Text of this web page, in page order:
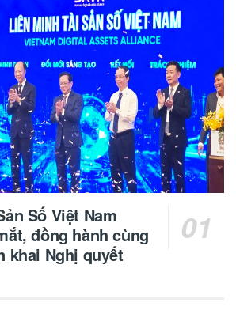
Số Việt Nam
đồng hành cùng
khai Nghị quyết